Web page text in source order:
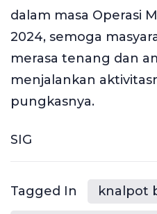
dalam masa Operasi
2024, semoga
merasa tenang dan
menjalankan
pungkasnya.
SIG
Tagged In knalpot